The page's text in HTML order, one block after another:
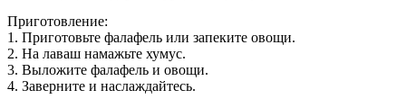
Приготовление:
1. Приготовьте фалафель или запеките овощи.
2. На лаваш намажьте хумус.
3. Выложите фалафель и овощи.
4. Заверните и наслаждайтесь.